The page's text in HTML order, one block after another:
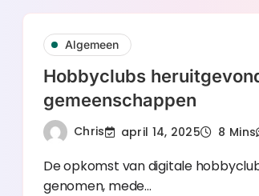
Algemeen
Hobbyclubs
gemeenschappen
Chris april 14, 2025 8 Mins
De opkomst van digitale
genomen, mede…